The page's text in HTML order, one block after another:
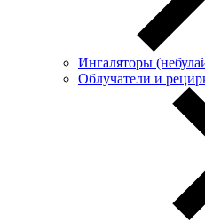
Ингаляторы
Oблучатели и